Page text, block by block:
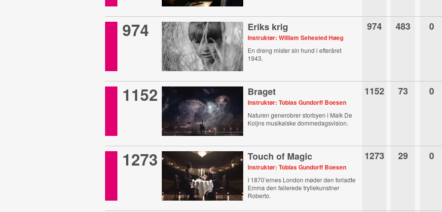
974 Eriks krig
Instruktør: William Sehested Høeg
En dreng mister sin hund i efteråret
1943.
974 483 0
1152 Braget
Instruktør: Tobias Gundorff Boesen
Naturen generobrer storbyen i Malk De
Koijns musikalske dommedagsvision.
1152 73 0
1273 Touch of Magic
Instruktør: Tobias Gundorff Boesen
I 1870’ernes London møder den forladte
Emma den fallerede tryllekunstner
Roberto.
1273 29 0